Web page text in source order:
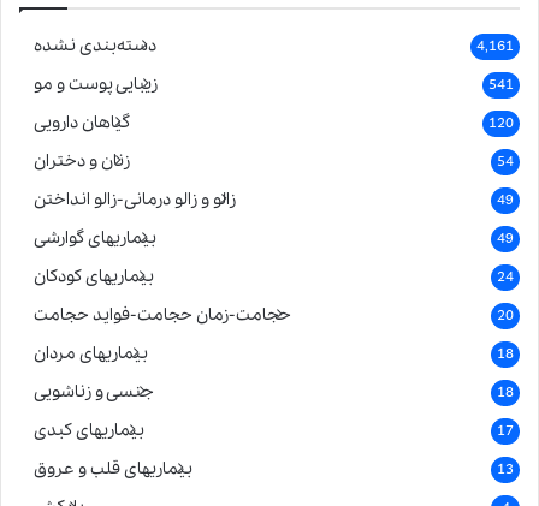
دسته‌بندی نشده 4,161
زیبایی پوست و مو 541
گیاهان دارویی 120
زنان و دختران 54
زالو و زالو درمانی-زالو انداختن 49
بیماریهای گوارشی 49
بیماریهای کودکان 24
حجامت-زمان حجامت-فواید حجامت 20
بیماریهای مردان 18
جنسی و زناشویی 18
بیماریهای کبدی 17
بیماریهای قلب و عروق 13